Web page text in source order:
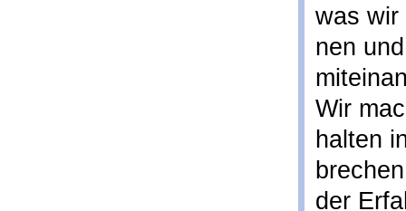
was wir
nen
Wir
halten
der